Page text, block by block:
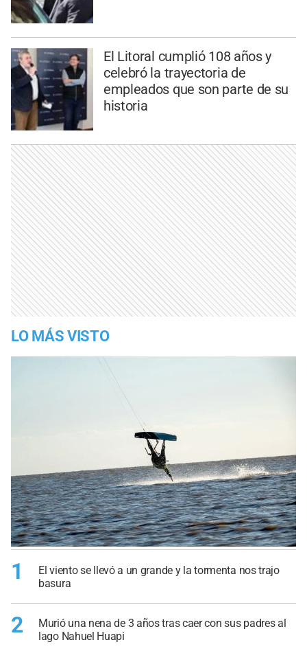
El Litoral cumplió 108 años y
celebró la trayectoria de
empleados que son parte de su
historia
LO MÁS VISTO
1
El viento se llevó a un grande y la tormenta nos trajo
basura
2
Murió una nena de 3 años tras caer con sus padres al
lago Nahuel Huapi